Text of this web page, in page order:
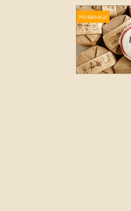
Новинка!